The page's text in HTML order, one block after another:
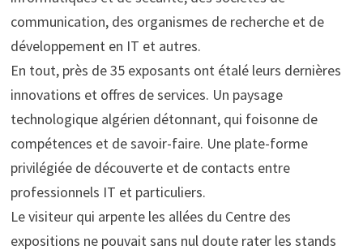
communication, des organismes de recherche et de
développement en IT et autres.
En tout, près de 35 exposants ont étalé leurs dernières
innovations et offres de services. Un paysage
technologique algérien détonnant, qui foisonne de
compétences et de savoir-faire. Une plate-forme
privilégiée de découverte et de contacts entre
professionnels IT et particuliers.
Le visiteur qui arpente les allées du Centre des
expositions ne pouvait sans nul doute rater les stands